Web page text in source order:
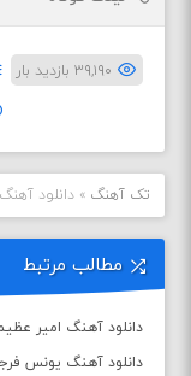
۳۹,۱۹۰ بازدید بار
تک آهنگ »دانلود
مطالب مرتبط
دانلود آهنگ امیر
دانلود آهنگ یونس